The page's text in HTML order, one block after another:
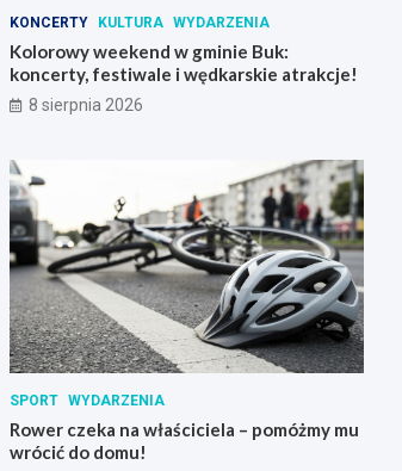
KONCERTY KULTURA WYDARZENIA
Kolorowy weekend w gminie Buk:
koncerty, festiwale i wędkarskie atrakcje!
8 sierpnia 2026
SPORT WYDARZENIA
Rower czeka na właściciela – pomóżmy mu
wrócić do domu!